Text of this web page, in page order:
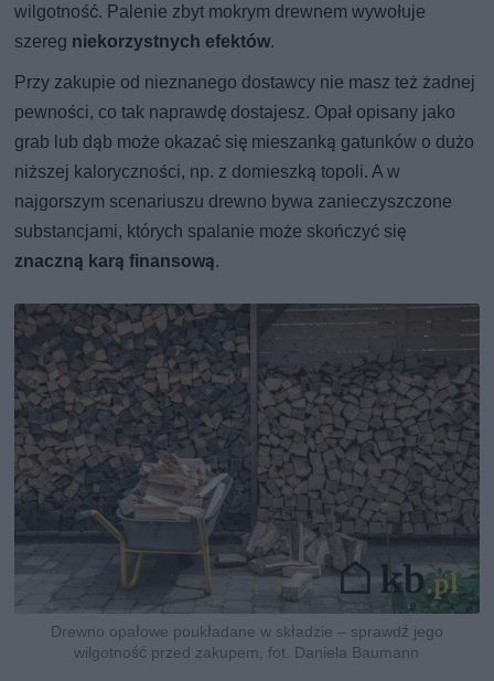
wilgotność. Palenie zbyt mokrym drewnem wywołuje
szereg niekorzystnych efektów.
Przy zakupie od nieznanego dostawcy nie masz też żadnej
pewności, co tak naprawdę dostajesz. Opał opisany jako
grab lub dąb może okazać się mieszanką gatunków o dużo
niższej kaloryczności, np. z domieszką topoli. A w
najgorszym scenariuszu drewno bywa zanieczyszczone
substancjami, których spalanie może skończyć się
znaczną karą finansową.
Drewno opałowe poukładane w składzie – sprawdź jego
wilgotność przed zakupem, fot. Daniela Baumann